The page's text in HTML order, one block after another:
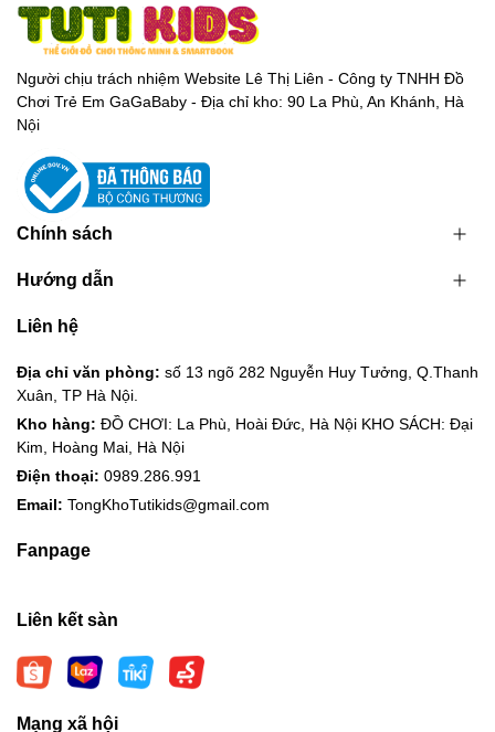
Người chịu trách nhiệm Website Lê Thị Liên - Công ty TNHH Đồ
Chơi Trẻ Em GaGaBaby - Địa chỉ kho: 90 La Phù, An Khánh, Hà
Nội
Chính sách
Hướng dẫn
Liên hệ
Địa chỉ văn phòng: số 13 ngõ 282 Nguyễn Huy Tưởng, Q.Thanh
Xuân, TP Hà Nội.
Kho hàng: ĐỒ CHƠI: La Phù, Hoài Đức, Hà Nội KHO SÁCH: Đại
Kim, Hoàng Mai, Hà Nội
Điện thoại: 0989.286.991
Email: TongKhoTutikids@gmail.com
Fanpage
Liên kết sàn
Mạng xã hội